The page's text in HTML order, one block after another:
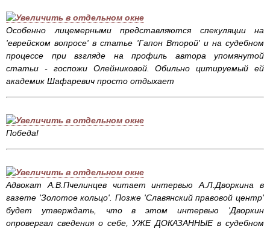
Особенно лицемерными представляются спекуляции на
'еврейском вопросе' в статье 'Гапон Второй' и на судебном
процессе при взгляде на профиль автора упомянутой
статьи - госпожи Олейниковой. Обильно цитируемый ей
академик Шафаревич просто отдыхает
Победа!
Адвокат А.В.Пчелинцев читает интервью А.Л.Дворкина в
газете 'Золотое кольцо'. Позже 'Славянский правовой центр'
будет утверждать, что в этом интервью 'Дворкин
опровергал сведения о себе, УЖЕ ДОКАЗАННЫЕ в судебном